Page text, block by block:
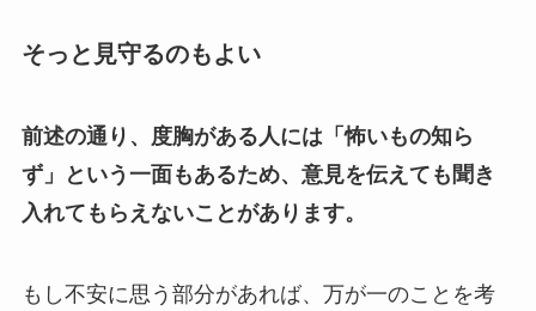
そっと見守るのもよい
前述の通り、度胸がある人には「怖いもの知ら
ず」という一面もあるため、意見を伝えても聞き
入れてもらえないことがあります。
もし不安に思う部分があれば、万が一のことを考